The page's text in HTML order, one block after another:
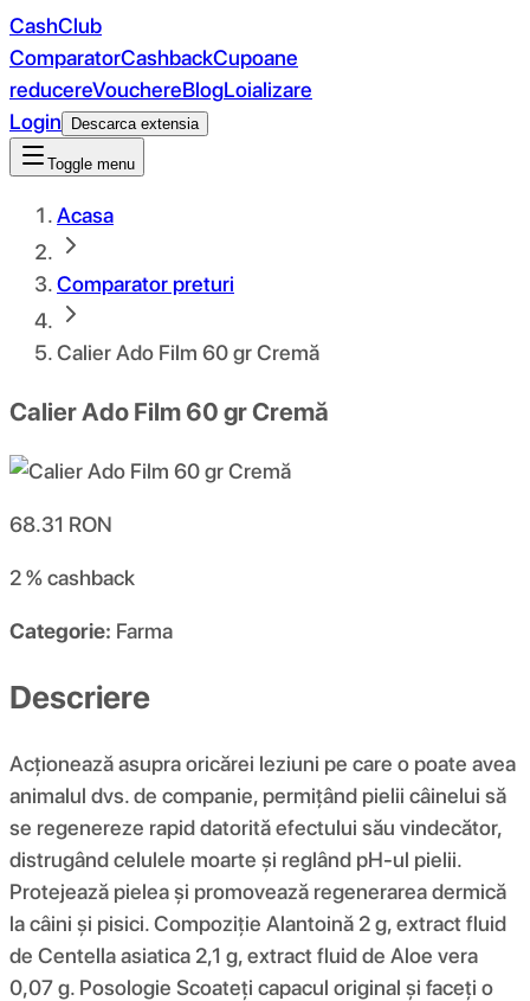
CashClub
ComparatorCashbackCupoane
reducereVouchereBlogLoializare
Login
Descarca extensia
Toggle menu
Acasa
Comparator preturi
Calier Ado Film 60 gr Cremă
Calier Ado Film 60 gr Cremă
68.31 RON
2 %cashback
Categorie: Farma
Descriere
Acționează asupra oricărei leziuni pe care o poate avea
animalul dvs. de companie, permițând pielii câinelui să
se regenereze rapid datorită efectului său vindecător,
distrugând celulele moarte și reglând pH-ul pielii.
Protejează pielea și promovează regenerarea dermică
la câini și pisici. Compoziţie Alantoină 2 g, extract fluid
de Centella asiatica 2,1 g, extract fluid de Aloe vera
0,07 g. Posologie Scoateți capacul original și faceți o